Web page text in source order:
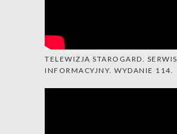
TELEWIZJA STAROGARD. SERWIS
INFORMACYJNY. WYDANIE 114.